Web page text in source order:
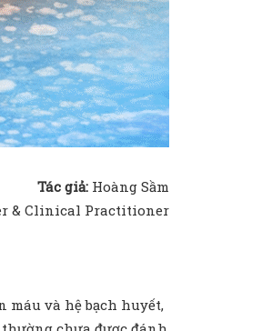
Tác giả: Hoàng Sầm
& Clinical Practitioner
và hệ bạch huyết,